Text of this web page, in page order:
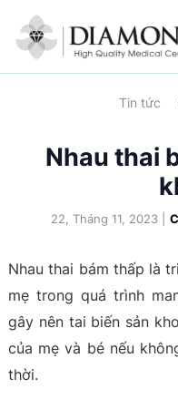
Tin tức
Nhau thai
22, Tháng 11, 2023 |
Nhau thai bám thấp là
mẹ trong quá trình
gây nên tai biến sản
của mẹ và bé nếu
thời.